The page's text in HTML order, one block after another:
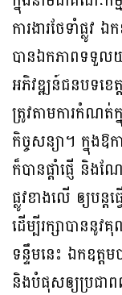
ការងារថែទាំផ្លូ
បានឯកភាពទទួលយ
អភិវឌ្ឍន៍ជនបទខ
ត្រូវតាមការកំណត់ក្
កិច្ចសន្យា។ ក្នុងឱ
ក៏បានផ្តាំផ្ញើ និង
ផ្លូវខាងលើ ឲ្យបន្ត
ដើម្បីរក្សាបាន
ទន្ទឹមនេះ ឯកឧត្ត
និងបំផុសឲ្យប្រជាព